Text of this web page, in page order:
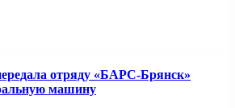
отряду «БАРС-Брянск»
машину